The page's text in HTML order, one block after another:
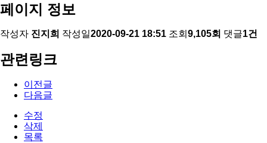
페이지 정보
작성자 진지희 작성일2020-09-21 18:51 조회 9,105회 댓글1건
관련링크
이전글
다음글
수정
삭제
목록